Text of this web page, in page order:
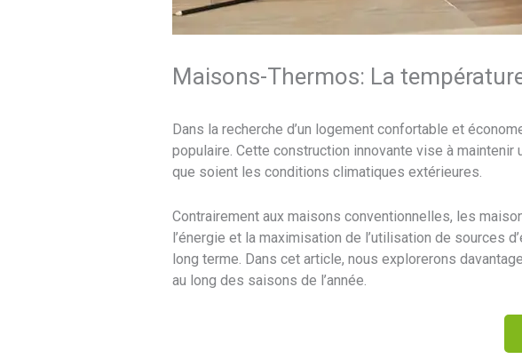
Maisons-Thermos: La
Dans la recherche d’un logement confortable et
populaire. Cette construction innovante vise à maintenir
que soient les conditions climatiques extérieures.
Contrairement aux maisons conventionnelles, les
l’énergie et la maximisation de l’utilisation de sources
long terme. Dans cet article, nous explorerons
au long des saisons de l’année.